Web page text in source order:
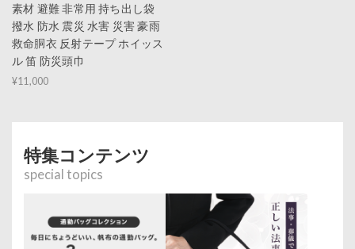
素材 避難 非常用 持ち出し袋
撥水 防水 震災 水害 災害 豪雨
救命胴衣 反射テープ ホイッス
ル 笛 防災頭巾
¥11,000
特集コンテンツ
special topics